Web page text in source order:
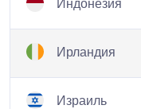
Индонезия
Ирландия
Израиль